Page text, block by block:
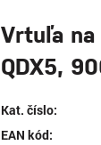
Vrtuľa na
QDX5,
Kat. číslo:
EAN kód: